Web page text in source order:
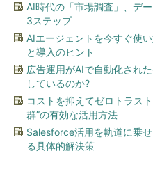
AI時代の「市場調査」、デ
3ステップ
AIエージェントを今すぐ使
と導入のヒント
広告運用がAIで自動化され
しているのか?
コストを抑えてゼロトラス
群”の有効な活用方法
Salesforce活用を軌道に乗
る具体的解決策